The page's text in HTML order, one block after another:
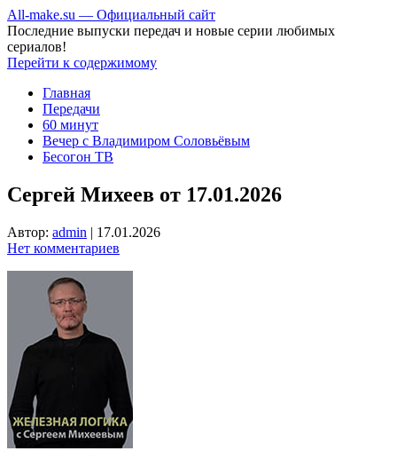
All-make.su — Официальный сайт
Последние выпуски передач и новые серии любимых
сериалов!
Перейти к содержимому
Главная
Передачи
60 минут
Вечер с Владимиром Соловьёвым
Бесогон ТВ
Сергей Михеев от 17.01.2026
Автор: admin | 17.01.2026
Нет комментариев